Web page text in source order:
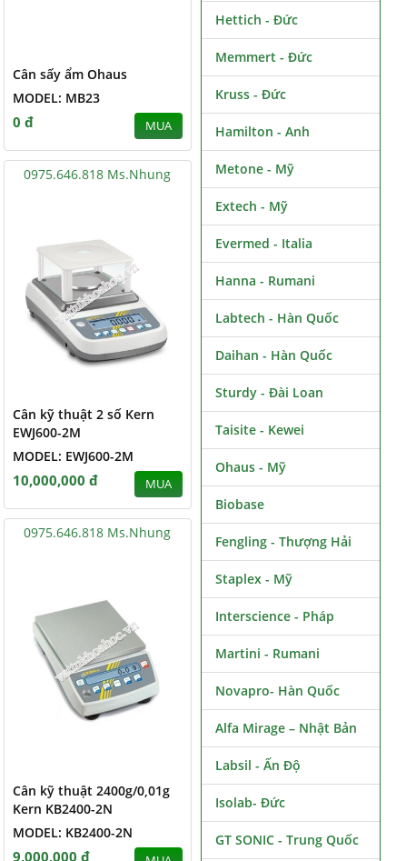
Cân sấy ẩm Ohaus
MODEL: MB23
0 đ MUA
0975.646.818 Ms.Nhung
Cân kỹ thuật 2 số Kern
EWJ600-2M
MODEL: EWJ600-2M
10,000,000 đ MUA
0975.646.818 Ms.Nhung
Cân kỹ thuật 2400g/0,01g
Kern KB2400-2N
MODEL: KB2400-2N
9,000,000 đ
Hettich - Đức
Memmert - Đức
Kruss - Đức
Hamilton - Anh
Metone - Mỹ
Extech - Mỹ
Evermed - Italia
Hanna - Rumani
Labtech - Hàn Quốc
Daihan - Hàn Quốc
Sturdy - Đài Loan
Taisite - Kewei
Ohaus - Mỹ
Biobase
Fengling - Thượng Hải
Staplex - Mỹ
Interscience - Pháp
Martini - Rumani
Novapro- Hàn Quốc
Alfa Mirage – Nhật Bản
Labsil - Ấn Độ
Isolab- Đức
GT SONIC - Trung Quốc